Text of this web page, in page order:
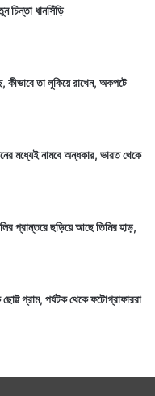
চিন্তা ধানসিঁড়ি
কীভাবে তা লুকিয়ে রাখেন, অকপটে
মধ্যেই নামবে অন্ধকার, ভারত থেকে
প্রান্তরে ছড়িয়ে আছে তিমির হাড়,
গ্রাম, পর্যটক থেকে ফটোগ্রাফাররা